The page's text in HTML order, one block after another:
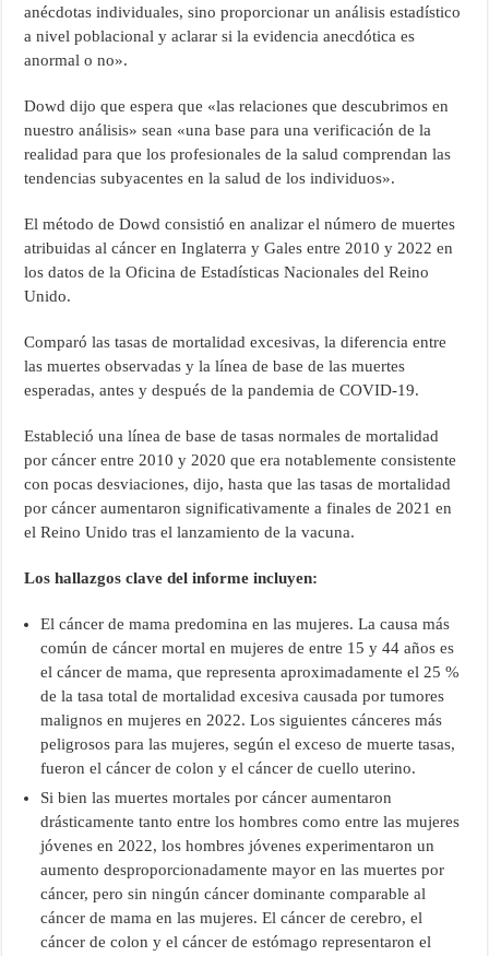
anécdotas individuales, sino proporcionar un análisis estadístico
a nivel poblacional y aclarar si la evidencia anecdótica es
anormal o no».
Dowd dijo que espera que «las relaciones que descubrimos en
nuestro análisis» sean «una base para una verificación de la
realidad para que los profesionales de la salud comprendan las
tendencias subyacentes en la salud de los individuos».
El método de Dowd consistió en analizar el número de muertes
atribuidas al cáncer en Inglaterra y Gales entre 2010 y 2022 en
los datos de la Oficina de Estadísticas Nacionales del Reino
Unido.
Comparó las tasas de mortalidad excesivas, la diferencia entre
las muertes observadas y la línea de base de las muertes
esperadas, antes y después de la pandemia de COVID-19.
Estableció una línea de base de tasas normales de mortalidad
por cáncer entre 2010 y 2020 que era notablemente consistente
con pocas desviaciones, dijo, hasta que las tasas de mortalidad
por cáncer aumentaron significativamente a finales de 2021 en
el Reino Unido tras el lanzamiento de la vacuna.
Los hallazgos clave del informe incluyen:
El cáncer de mama predomina en las mujeres. La causa más
común de cáncer mortal en mujeres de entre 15 y 44 años es
el cáncer de mama, que representa aproximadamente el 25 %
de la tasa total de mortalidad excesiva causada por tumores
malignos en mujeres en 2022. Los siguientes cánceres más
peligrosos para las mujeres, según el exceso de muerte tasas,
fueron el cáncer de colon y el cáncer de cuello uterino.
Si bien las muertes mortales por cáncer aumentaron
drásticamente tanto entre los hombres como entre las mujeres
jóvenes en 2022, los hombres jóvenes experimentaron un
aumento desproporcionadamente mayor en las muertes por
cáncer, pero sin ningún cáncer dominante comparable al
cáncer de mama en las mujeres. El cáncer de cerebro, el
cáncer de colon y el cáncer de estómago representaron el